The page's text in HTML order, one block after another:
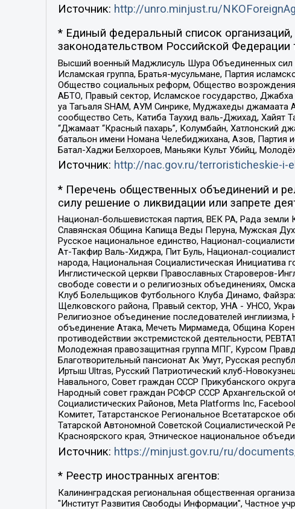
Источник: http://unro.minjust.ru/
* Единый федеральный список
законодательством Российской Федерации
Высший военный Маджлисуль Шура Объединенных сил
Исламская группа, Братья-мусульмане, Партия
Общество социальных реформ, Общество
АБТО, Правый сектор, Исламское государство,
уа Тагьаля SHAM, АУМ Синрике, Муджахеды джамаата
сообщество Сеть, Катиба Таухид валь-Джихад, Хайят
“Джамаат “Красный пахарь”, Колумбайн, Хатлонский
батальон имени Номана Челебиджихана, Азов, Партия
Батал-Хаджи Белхороев, Маньяки Культ Убийц,
Источник: http://nac.gov.ru/terroristicheskie-i-
* Перечень общественных объединений и
силу решение о ликвидации или запрете
Национал-большевистская партия, ВЕК РА, Рада
Славянская Община Капища Веды Перуна, Мужская
Русское национальное единство, Национал-
Ат-Такфир Валь-Хиджра, Пит Буль, Национал-
народа, Национальная Социалистическая Инициатива
Инглистической церкви Православных Староверов-
свободе совести и о религиозных объединениях,
Клуб Болельщиков Футбольного Клуба Динамо,
Щелковского района, Правый сектор, УНА - УНСО,
Религиозное объединение последователей
объединение Атака, Мечеть Мирмамеда, Община
противодействии экстремистской деятельности,
Молодежная правозащитная группа МПГ, Курсом
Благотворительный пансионат Ак Умут, Русская
Иртыш Ultras, Русский Патриотический клуб-
Навального, Совет граждан СССР Прикубанского
Народный совет граждан РСФСР СССР Архангельской
Социалистических Районов, Meta Platforms Inc,
Комитет, Татарстанское Региональное
Татарской Автономной Советской Социалистической
Красноярского края, Этническое национальное
Источник: https://minjust.gov.ru/ru/
* Реестр иностранных агентов:
Калининградская региональная общественная организация "Экозащита!-Женсовет", Фонд содействия защите прав и свобод граждан "Общественный вердикт", Фонд "Институт Развития Свободы Информации", Частное учреждение "Информационное агентство МЕМО. РУ", Региональная общественная организация "Общественная комиссия по сохранению наследия академика Сахарова", Фонд поддержки свободы прессы, Санкт-Петербургская общественная правозащитная организация "Гражданский контроль", Межрегиональная общественная организация "Информационно-просветительский центр "Мемориал", Региональный Фонд "Центр Защиты Прав Средств Массовой Информации", с 05.12.2023 Фонд "Центр Защиты Прав Средств массовой информации", Региональная общественная благотворительная организация помощи беженцам и мигрантам "Гражданское содействие", Негосударственное образовательное учреждение дополнительного профессионального образования (повышение квалификации) специалистов "АКАДЕМИЯ ПО ПРАВАМ ЧЕЛОВЕКА", Свердловская региональная общественная организация "Сутяжник", Автономная некоммерческая организация "Центр независимых социологических исследований", Союз общественных объединений "Российский исследовательский центр по правам человека", Региональное общественное учреждение научно-информационный центр "МЕМОРИАЛ", Некоммерческая организация "Фонд защиты гласности", Автономная некоммерческая организация "Институт прав человека", Городская общественная организация "Екатеринбургское общество "МЕМОРИАЛ", Городская общественная организация "Рязанское историко-просветительское и правозащитное общество "Мемориал" (Рязанский Мемориал), Челябинский региональный орган общественной самодеятельности – женское общественное объединение "Женщины Евразии", Челябинский региональный орган общественной самодеятельности "Уральская правозащитная группа", Фонд содействия защите здоровья и социальной справедливости имени Андрея Рылькова, Автономная Некоммерческая Организация "Аналитический Центр Юрия Левады", Автономная некоммерческая организация социальной поддержки населения "Проект Апрель", Региональная общественная организация помощи женщинам и детям, находящимся в кризисной ситуации "Информационно-методический центр "Анна", Фонд содействия развитию массовых коммуникаций и правовому просвещению "Так-так-Так", Фонд содействия устойчивому развитию "Серебряная тайга", Свердловский региональный общественный фонд социальных проектов "Новое время", "Idel.Реалии", Кавказ.Реалии, Крым.Реалии, Телеканал Настоящее Время, Татаро-башкирская служба Радио Свобода (Azatliq Radiosi), Радио Свободная Европа/Радио Свобода (PCE/PC), "Сибирь.Реалии", "Фактограф", Благотворительный фонд помощи осужденным и их семьям, Автономная некоммерческая организация "Институт глобализации и социальных движений", Фонд "В защиту прав заключенных", Частное учреждение "Центр поддержки и содействия развитию средств массовой информации", Пензенский региональный общественный благотворительный фонд "Гражданский союз", "Север.Реалии", Некоммерческая организация Фонд "Правовая инициатива", Общество с ограниченной ответственностью "Радио Свободная Европа/Радио Свобода", Чешское информационное агентство "MEDIUM-ORIENT", Красноярская региональная общественная организация "Мы против СПИДа", Камалягин Денис